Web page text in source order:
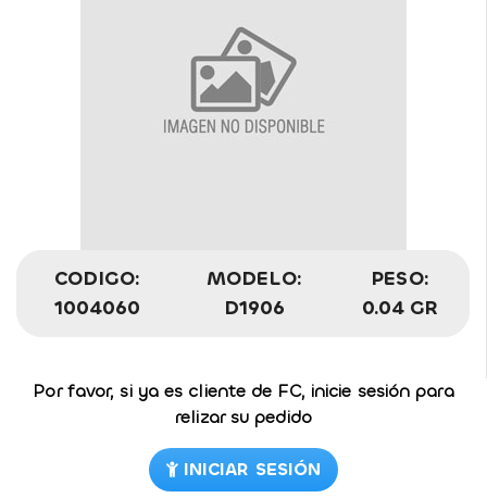
CODIGO:
1004060
MODELO:
D1906
PESO:
0.04 GR
Por favor, si ya es cliente de FC, inicie sesión para
relizar su pedido
INICIAR SESIÓN